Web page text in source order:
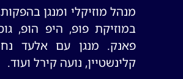
מנהל מוזיקלי ומנגן
במוזיקת פופ, היפ הופ,
פאנק. מנגן עם אלעד
קלינשטיין, נועה קירל ועוד.